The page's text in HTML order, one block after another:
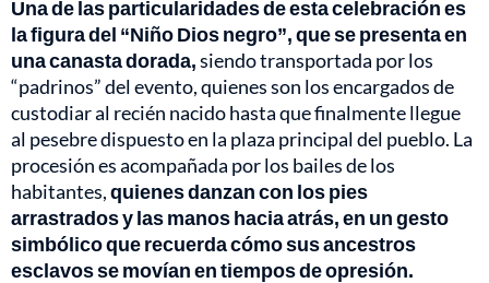
Una de las particularidades de esta celebración es
la figura del “Niño Dios negro”, que se presenta en
una canasta dorada,siendo transportada por los
“padrinos” del evento, quienes son los encargados de
custodiar al recién nacido hasta que finalmente llegue
al pesebre dispuesto en la plaza principal del pueblo. La
procesión es acompañada por los bailes de los
habitantes,quienes danzan con los pies
arrastrados y las manos hacia atrás, en un gesto
simbólico que recuerda cómo sus ancestros
esclavos se movían en tiempos de opresión.